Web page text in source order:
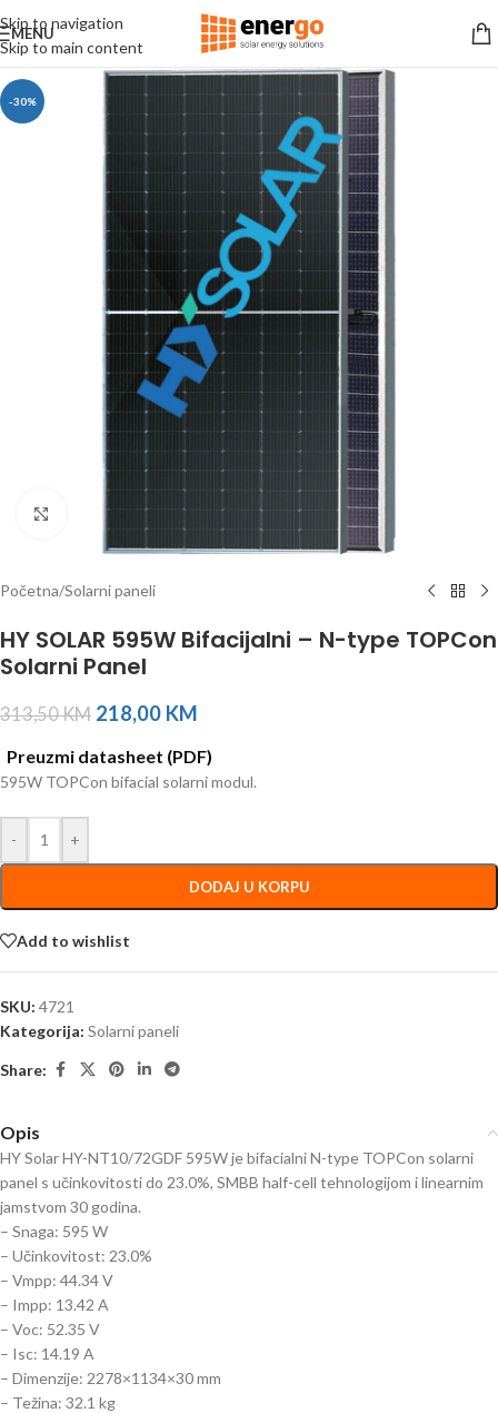
Skip to navigation
Skip to main content
MENU
-30%
Click to enlarge
Početna/Solarni paneli
HY SOLAR 595W Bifacijalni – N-type TOPCon
Solarni Panel
313,50KM 218,00 KM
Preuzmi datasheet (PDF)
595W TOPCon bifacial solarni modul.
- +
DODAJ U KORPU
Add to wishlist
SKU: 4721
Kategorija: Solarni paneli
Share:
Opis
HY Solar HY-NT10/72GDF 595W je bifacialni N-type TOPCon solarni
panel s učinkovitosti do 23.0%, SMBB half-cell tehnologijom i linearnim
jamstvom 30 godina.
– Snaga: 595 W
– Učinkovitost: 23.0%
– Vmpp: 44.34 V
– Impp: 13.42 A
– Voc: 52.35 V
– Isc: 14.19 A
– Dimenzije: 2278×1134×30 mm
– Težina: 32.1 kg